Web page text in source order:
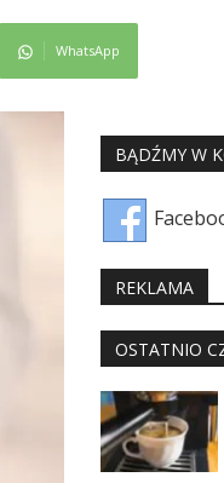
WhatsApp
BĄDŹMY W
REKLAMA
OSTATNIO